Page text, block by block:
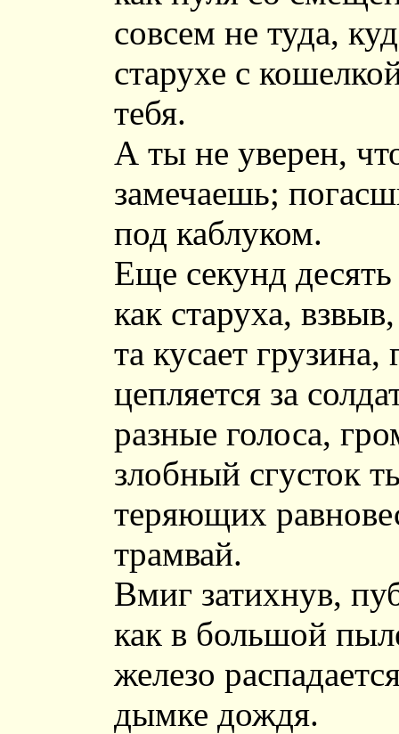
совсем не туда,
старухе с
тебя.
А ты не уверен,
замечаешь;
под каблуком.
Еще секунд
как старуха,
та кусает грузина,
цепляется за
разные голоса,
злобный сгусток
теряющих
трамвай.
Вмиг затихнув,
как в большой
железо
дымке дождя.